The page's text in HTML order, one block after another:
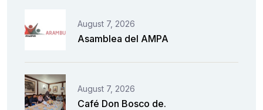
August 7, 2026
Asamblea del AMPA
August 7, 2026
Café Don Bosco de.